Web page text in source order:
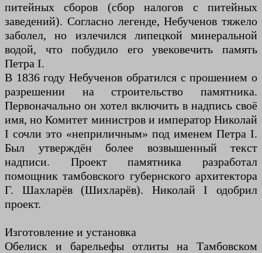
питейных сборов (сбор налогов с питейных
заведений). Согласно легенде, Небученов тяжело
заболел, но излечился липецкой минеральной
водой, что побудило его увековечить память
Петра I.
В 1836 году Небученов обратился с прошением о
разрешении на строительство памятника.
Первоначально он хотел включить в надпись своё
имя, но Комитет министров и император Николай
I сочли это «неприличным» под именем Петра I.
Был утверждён более возвышенный текст
надписи. Проект памятника разработал
помощник тамбовского губернского архитектора
Г. Шахларёв (Шихларёв). Николай I одобрил
проект.
Изготовление и установка
Обелиск и барельефы отлиты на Тамбовском